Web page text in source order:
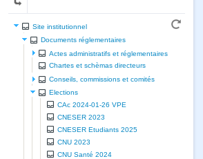
Site institutionnel
Documents réglementaires
Actes administratifs et réglementaires
Chartes et schèmas directeurs
Conseils, commissions et comités
Elections
CAc 2024-01-26 VPE
CNESER 2023
CNESER Etudiants 2025
CNU 2023
CNU Santé 2024